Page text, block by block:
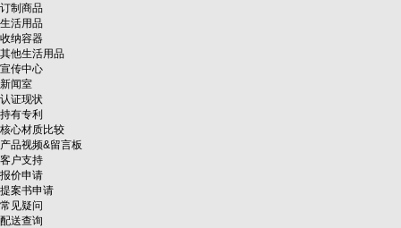
订制商品
生活用品
收纳容器
其他生活用品
宣传中心
新闻室
认证现状
持有专利
核心材质比较
产品视频&留言板
客户支持
报价申请
提案书申请
常见疑问
配送查询